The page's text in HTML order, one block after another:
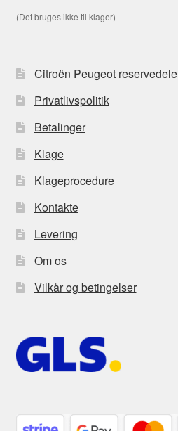
(Det bruges ikke til klager)
Citroën Peugeot reservedele
Privatlivspolitik
Betalinger
Klage
Klageprocedure
Kontakte
Levering
Om os
Vilkår og betingelser